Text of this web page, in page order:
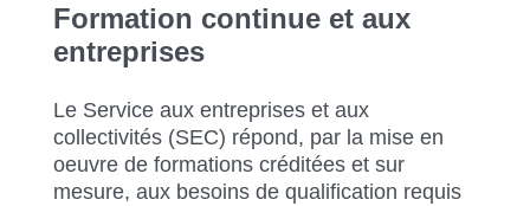
Formation continue et aux
entreprises
Le Service aux entreprises et aux
collectivités (SEC) répond, par la mise en
oeuvre de formations créditées et sur
mesure, aux besoins de qualification requis